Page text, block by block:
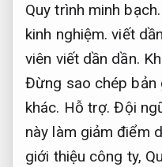
Quy trình minh bạch.
kinh nghiệm. viết
viên viết dần dần.
Đừng sao chép bản
khác. Hỗ trợ. Đội
này làm giảm điểm
giới thiệu công ty,